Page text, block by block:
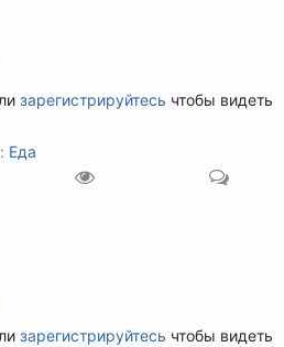
зарегистрируйтесь чтобы видеть
Еда
зарегистрируйтесь чтобы видеть